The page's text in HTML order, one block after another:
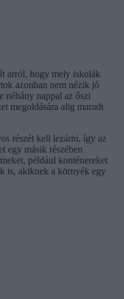
arról, hogy mely iskolák
azonban nem nézik jó
néhány nappal az őszi
megoldására alig maradt
részét kell lezárni, így az
egy másik részében
például konténereket
is, akiknek a környék egy